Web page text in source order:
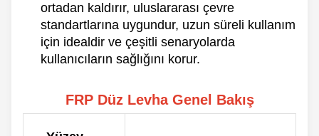
ortadan kaldırır, uluslararası çevre
standartlarına uygundur, uzun süreli kullanım
için idealdir ve çeşitli senaryolarda
kullanıcıların sağlığını korur.
FRP Düz Levha Genel Bakış